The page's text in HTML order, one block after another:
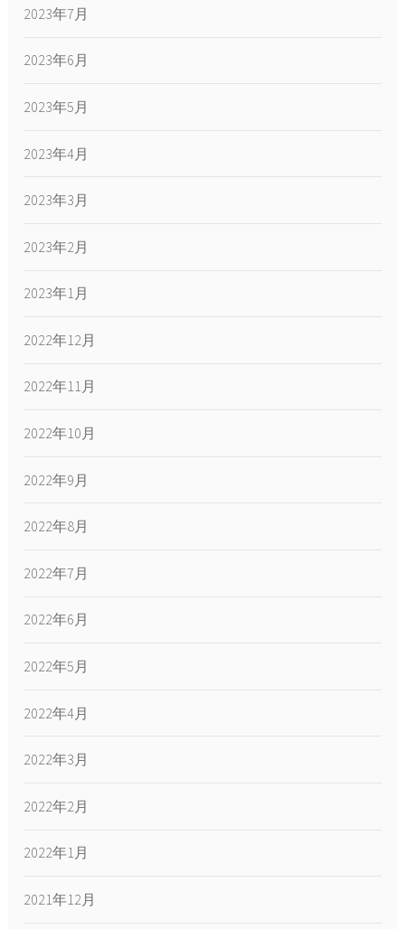
2023年7月
2023年6月
2023年5月
2023年4月
2023年3月
2023年2月
2023年1月
2022年12月
2022年11月
2022年10月
2022年9月
2022年8月
2022年7月
2022年6月
2022年5月
2022年4月
2022年3月
2022年2月
2022年1月
2021年12月